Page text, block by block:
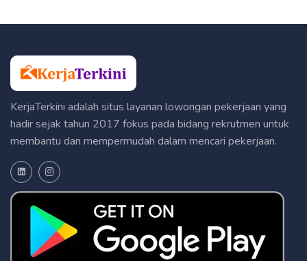
KerjaTerkini adalah situs layanan lowongan pekerjaan yang
hadir sejak tahun 2017 fokus pada bidang rekrutmen untuk
membantu dan mempermudah dalam mencari pekerjaan.